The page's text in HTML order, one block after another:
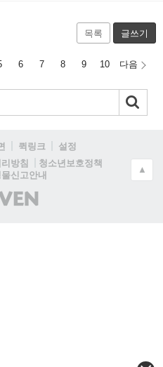
목록 글쓰기
6 7 8 9 10 다음
퀵링크
설정
방침
청소년보호정책
신고안내
(주)
인
▲